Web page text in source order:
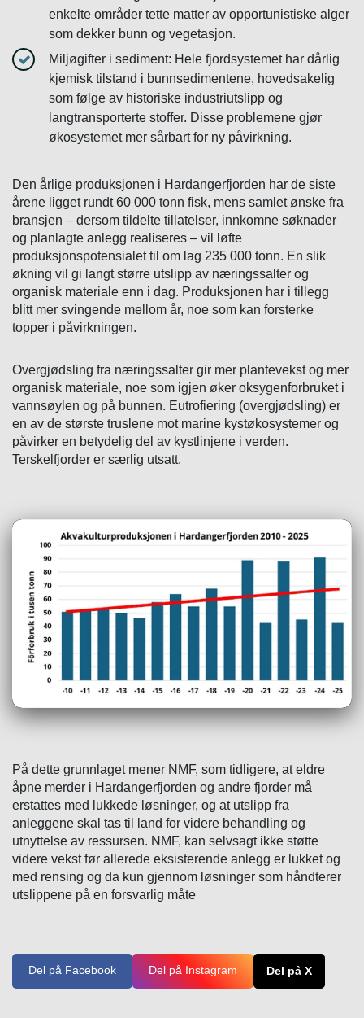
enkelte områder tette matter av opportunistiske alger
som dekker bunn og vegetasjon.
Miljøgifter i sediment: Hele fjordsystemet har dårlig
kjemisk tilstand i bunnsedimentene, hovedsakelig
som følge av historiske industriutslipp og
langtransporterte stoffer. Disse problemene gjør
økosystemet mer sårbart for ny påvirkning.
Den årlige produksjonen i Hardangerfjorden har de siste
årene ligget rundt 60 000 tonn fisk, mens samlet ønske fra
bransjen – dersom tildelte tillatelser, innkomne søknader
og planlagte anlegg realiseres – vil løfte
produksjonspotensialet til om lag 235 000 tonn. En slik
økning vil gi langt større utslipp av næringssalter og
organisk materiale enn i dag. Produksjonen har i tillegg
blitt mer svingende mellom år, noe som kan forsterke
topper i påvirkningen.
Overgjødsling fra næringssalter gir mer plantevekst og mer
organisk materiale, noe som igjen øker oksygenforbruket i
vannsøylen og på bunnen. Eutrofiering (overgjødsling) er
en av de største truslene mot marine kystøkosystemer og
påvirker en betydelig del av kystlinjene i verden.
Terskelfjorder er særlig utsatt.
På dette grunnlaget mener NMF, som tidligere, at eldre
åpne merder i Hardangerfjorden og andre fjorder må
erstattes med lukkede løsninger, og at utslipp fra
anleggene skal tas til land for videre behandling og
utnyttelse av ressursen. NMF, kan selvsagt ikke støtte
videre vekst før allerede eksisterende anlegg er lukket og
med rensing og da kun gjennom løsninger som håndterer
utslippene på en forsvarlig måte
Del på Facebook Del på Instagram Del på X